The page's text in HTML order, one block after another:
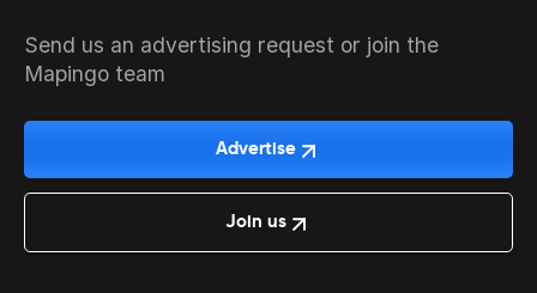
Send us an advertising request or join the
Mapingo team
Advertise
Join us